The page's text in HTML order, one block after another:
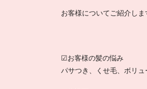
お客様についてご紹介しま
☑︎お客様の髪の悩み
パサつき、くせ毛、ボリュ